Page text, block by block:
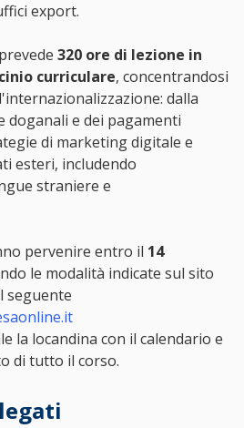
export.
320 ore di lezione in
curriculare, concentrandosi
dalla
doganali e dei pagamenti
di marketing digitale e
esteri, includendo
straniere e
pervenire entro il 14
le modalità indicate sul sito
seguente
la locandina con il calendario e
di tutto il corso.